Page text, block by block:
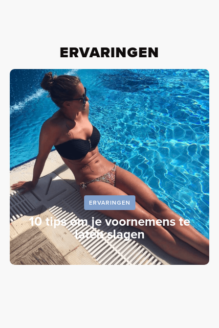
ERVARINGEN
ERVARINGEN
10 tips om je voornemens te
laten slagen